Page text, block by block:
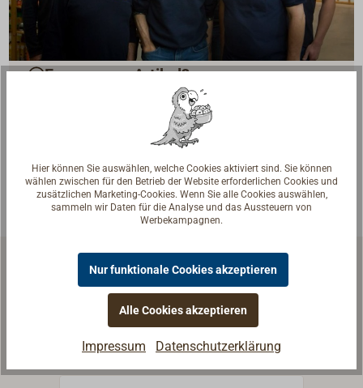
Fragen zum Artikel?
Reden Sie mit Handwerkern, Bootsbauern und
Seglerinnen. Wir verstehen Ihre Fragen und geben die
Experten kontaktieren
Weitere Artikel aus der
Kategorie
Schlüsselanhänger
Hier können Sie auswählen, welche Cookies aktiviert sind. Sie können
wählen zwischen für den Betrieb der Website erforderlichen Cookies und
zusätzlichen Marketing-Cookies. Wenn Sie alle Cookies auswählen,
sammeln wir Daten für die Analyse und das Aussteuern von
Werbekampagnen.
Nur funktionale Cookies akzeptieren
Alle Cookies akzeptieren
Impressum Datenschutzerklärung